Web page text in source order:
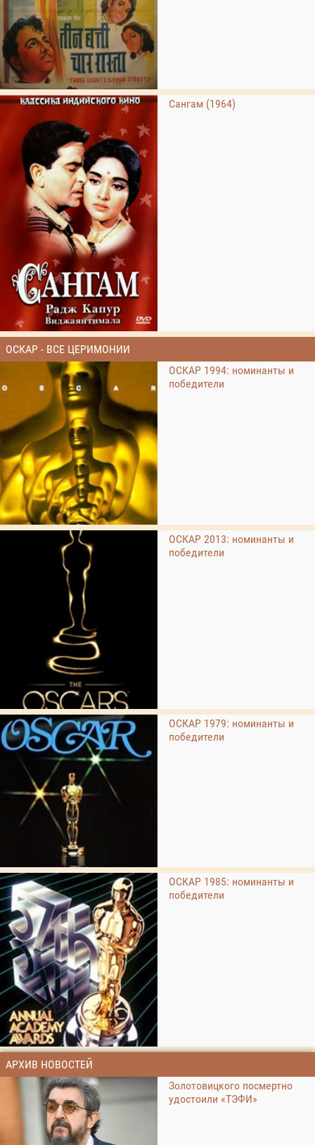
Сангам (1964)
ОСКАР - ВСЕ ЦЕРИМОНИИ
ОСКАР 1994: номинанты и
победители
ОСКАР 2013: номинанты и
победители
ОСКАР 1979: номинанты и
победители
ОСКАР 1985: номинанты и
победители
АРХИВ НОВОСТЕЙ
Золотовицкого посмертно
удостоили «ТЭФИ»